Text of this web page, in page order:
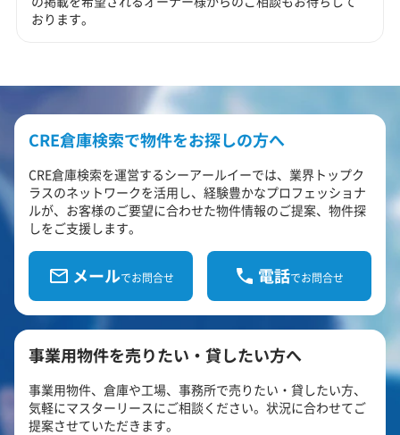
おります。
CRE倉庫検索で物件をお探しの方へ
CRE倉庫検索を運営するシーアールイーでは、業界トップク
ラスのネットワークを活用し、経験豊かなプロフェッショナ
ルが、お客様のご要望に合わせた物件情報のご提案、物件探
しをご支援します。
メールでお問合せ 電話でお問合せ
事業用物件を売りたい・貸したい方へ
事業用物件、倉庫や工場、事務所で売りたい・貸したい方、
気軽にマスターリースにご相談ください。状況に合わせてご
提案させていただきます。